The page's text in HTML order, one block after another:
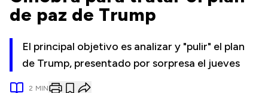
de paz de Trump
El principal objetivo es analizar y "pulir" el plan
de Trump, presentado por sorpresa el jueves
2 MIN